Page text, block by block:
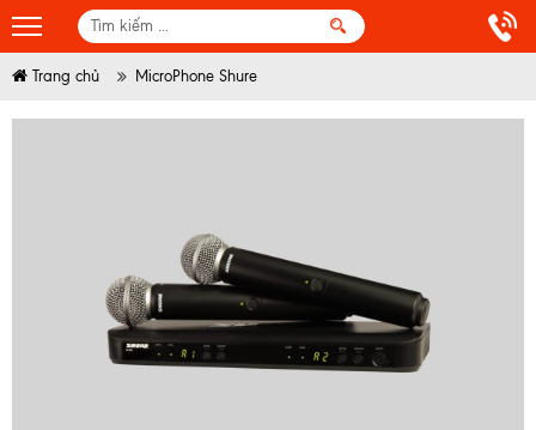
Trang chủ MicroPhone Shure